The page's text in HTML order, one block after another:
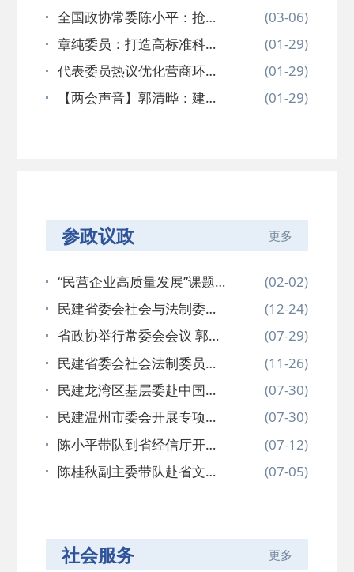
设立“中…
全国政协常委陈小平：抢抓
人工智能…
(03-06)
章纯委员：打造高标准科创
金融先行…
(01-29)
代表委员热议优化营商环境
拼经济…
(01-29)
【两会声音】郭清晔：建议
(01-29)
参政议政 更多
“民营企业高质量发展”课题组
在浙…
(02-02)
民建省委会社会与法制委员
会赴华东…
(12-24)
省政协举行常委会会议 郭清
晔副主…
(07-29)
民建省委会社会法制委员会
赴台州开…
(11-26)
民建龙湾区基层委赴中国眼
谷开展重…
(07-30)
民建温州市委会开展专项民
主监督调…
(07-30)
陈小平带队到省经信厅开展
专项民主…
(07-12)
陈桂秋副主委带队赴省文化
(07-05)
社会服务 更多